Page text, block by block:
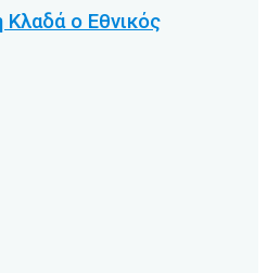
ο Εθνικός